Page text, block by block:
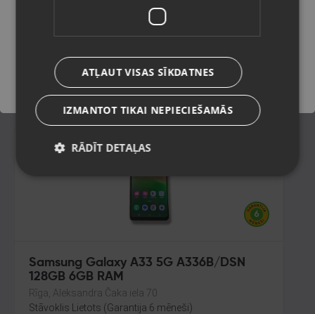
A356B/DS) 128GB 6GB RAM
155.00 €
7.05€/mēn.
Samsung Galaxy A33 5G A336B/DSN
128GB 6GB RAM
Rīga, Aleksandra Čaka iela 70
Stāvoklis Lietots (Garantija 6 mēneši)
Saglabāt
ATĻAUT VISAS SĪKDATNES
IZMANTOT TIKAI NEPIECIEŠAMĀS
RĀDĪT DETAĻAS